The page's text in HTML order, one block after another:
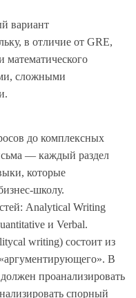
вариант
в отличие от GRE,
математического
сложными
до комплексных
— каждый раздел
которые
школу.
Analytical Writing
и Verbal.
writing) состоит из
В
проанализировать
спорный